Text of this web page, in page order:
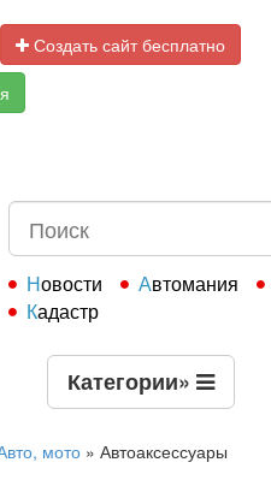
Создать сайт бесплатно
Новости
Автомания
Кадастр
Категории»
мото » Автоаксессуары